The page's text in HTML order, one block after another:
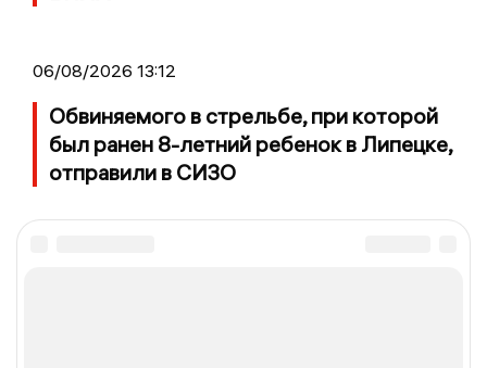
06/08/2026 13:12
Обвиняемого в стрельбе, при которой
был ранен 8-летний ребенок в Липецке,
отправили в СИЗО